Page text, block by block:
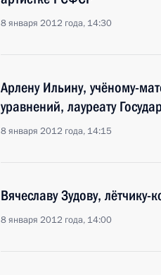
8 января 2012 года, 14:30
Арлену Ильину, учёному-
уравнений, лауреату
8 января 2012 года, 14:15
Вячеславу Зудову,
8 января 2012 года, 14:00